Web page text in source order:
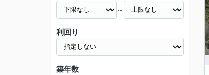
～
利回り
築年数